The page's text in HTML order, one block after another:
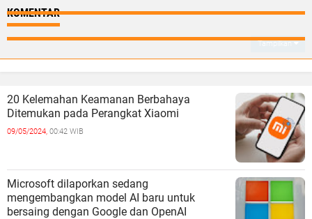
KOMENTAR
Tampilkan
20 Kelemahan Keamanan Berbahaya
Ditemukan pada Perangkat Xiaomi
09/05/2024, 00:42 WIB
Microsoft dilaporkan sedang
mengembangkan model AI baru untuk
bersaing dengan Google dan OpenAI